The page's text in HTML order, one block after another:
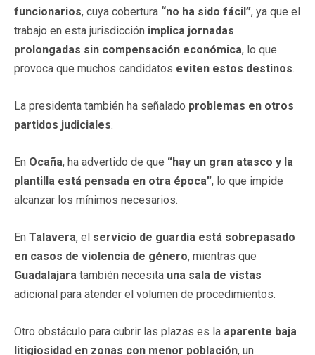
funcionarios, cuya cobertura “no ha sido fácil”, ya que el
trabajo en esta jurisdicción implica jornadas
prolongadas sin compensación económica, lo que
provoca que muchos candidatos eviten estos destinos.
La presidenta también ha señalado problemas en otros
partidos judiciales.
En Ocaña, ha advertido de que “hay un gran atasco y la
plantilla está pensada en otra época”, lo que impide
alcanzar los mínimos necesarios.
En Talavera, el servicio de guardia está sobrepasado
en casos de violencia de género, mientras que
Guadalajara también necesita una sala de vistas
adicional para atender el volumen de procedimientos.
Otro obstáculo para cubrir las plazas es la aparente baja
litigiosidad en zonas con menor población, un